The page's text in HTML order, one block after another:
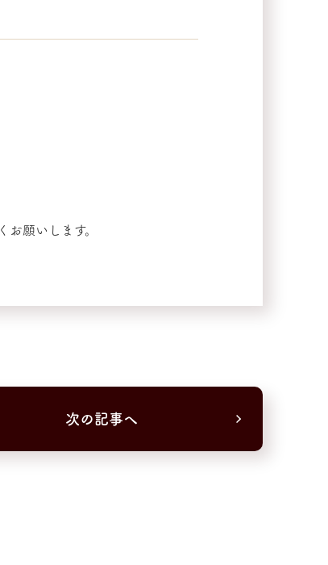
願いします。
次の記事へ